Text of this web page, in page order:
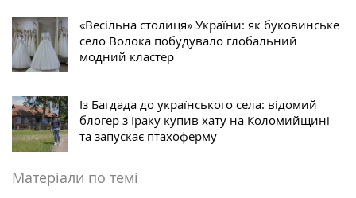
«Весільна столиця» України: як буковинське
село Волока побудувало глобальний
модний кластер
Із Багдада до українського села: відомий
блогер з Іраку купив хату на Коломийщині
та запускає птахоферму
Матеріали по темі